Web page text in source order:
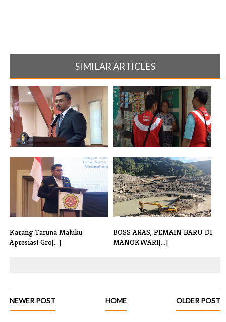
SIMILAR ARTICLES
Program Pascasarjana R Bayu
Probo S[...]
Akhirnya Aktif Juga Internet
Rakyat[...]
Karang Taruna Maluku
Apresiasi Gro[...]
BOSS ARAS, PEMAIN BARU DI
MANOKWARI[...]
NEWER POST OLDER POST
HOME